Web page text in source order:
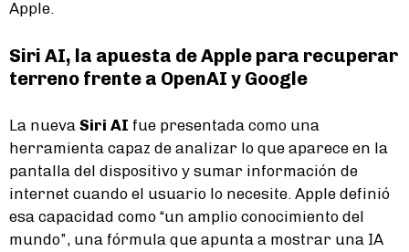
Apple.
Siri AI, la apuesta de Apple para recuperar
terreno frente a OpenAI y Google
La nueva Siri AI fue presentada como una
herramienta capaz de analizar lo que aparece en la
pantalla del dispositivo y sumar información de
internet cuando el usuario lo necesite. Apple definió
esa capacidad como “un amplio conocimiento del
mundo”, una fórmula que apunta a mostrar una IA